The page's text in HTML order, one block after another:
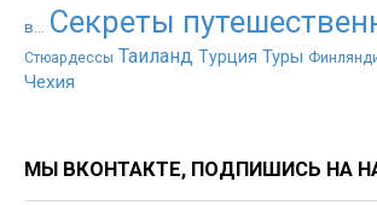
в... Секреты
Стюардессы Таиланд Турция Туры
Чехия
МЫ ВКОНТАКТЕ, ПОДПИШИСЬ НА